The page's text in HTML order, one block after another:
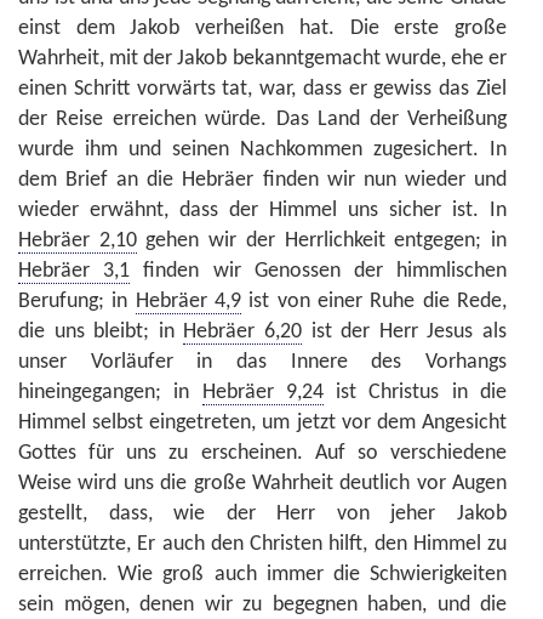
einst dem Jakob verheißen hat. Die erste große
Wahrheit, mit der Jakob bekanntgemacht wurde, ehe er
einen Schritt vorwärts tat, war, dass er gewiss das Ziel
der Reise erreichen würde. Das Land der Verheißung
wurde ihm und seinen Nachkommen zugesichert. In
dem Brief an die Hebräer finden wir nun wieder und
wieder erwähnt, dass der Himmel uns sicher ist. In
Hebräer 2,10gehen wir der Herrlichkeit entgegen; in
Hebräer 3,1 finden wir Genossen der himmlischen
Berufung; in Hebräer 4,9 ist von einer Ruhe die Rede,
die uns bleibt; in Hebräer 6,20 ist der Herr Jesus als
unser Vorläufer in das Innere des Vorhangs
hineingegangen; in
Hebräer 9,24ist Christus in die
Himmel selbst eingetreten, um jetzt vor dem Angesicht
Gottes für uns zu erscheinen. Auf so verschiedene
Weise wird uns die große Wahrheit deutlich vor Augen
gestellt, dass, wie der Herr von jeher Jakob
unterstützte, Er auch den Christen hilft, den Himmel zu
erreichen. Wie groß auch immer die Schwierigkeiten
sein mögen, denen wir zu begegnen haben, und die